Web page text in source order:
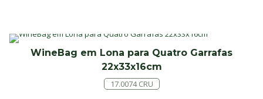
WineBag em Lona para Quatro Garrafas
22x33x16cm
17.0074 CRU